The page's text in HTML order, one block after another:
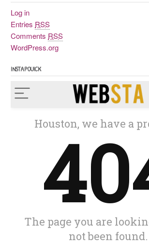
Log in
Entries RSS
Comments RSS
WordPress.org
INSTAPOUICK